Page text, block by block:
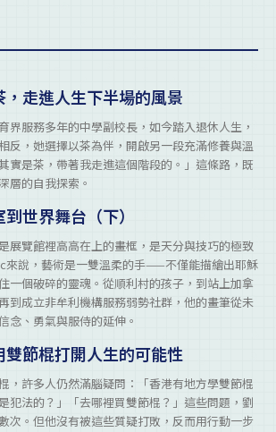
走進人生下半場的風景
界服務多年的中學副校長，如今踏入退休人生，
反，她選擇以茶為伴，開啟另一段充滿修養與溫
實是茶，帶著我走進這個階段的。」這條路，既
層的自我探索。
世界舞台（下）
展覽館裡高高在上的畫框，是天分與技巧的極致
來說，藝術是一雙溫柔的手——不僅能描繪出耶穌
一個破碎的靈魂。從順利村的孩子，到站上加拿
到成立非牟利機構服務弱勢社群，他的畫筆從未
念、勇氣與服侍的延伸。
節棍打開人生的可能性
，許多人仍然滿腦疑問：「香港有地方學雙節棍
犯法的？」「去哪裡買雙節棍？」這些問題，劉
次。但他沒有被這些質疑打敗，反而用行動一步